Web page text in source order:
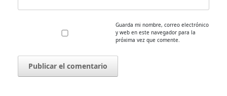
Guarda mi nombre, correo electrónico
y web en este navegador para la
próxima vez que comente.